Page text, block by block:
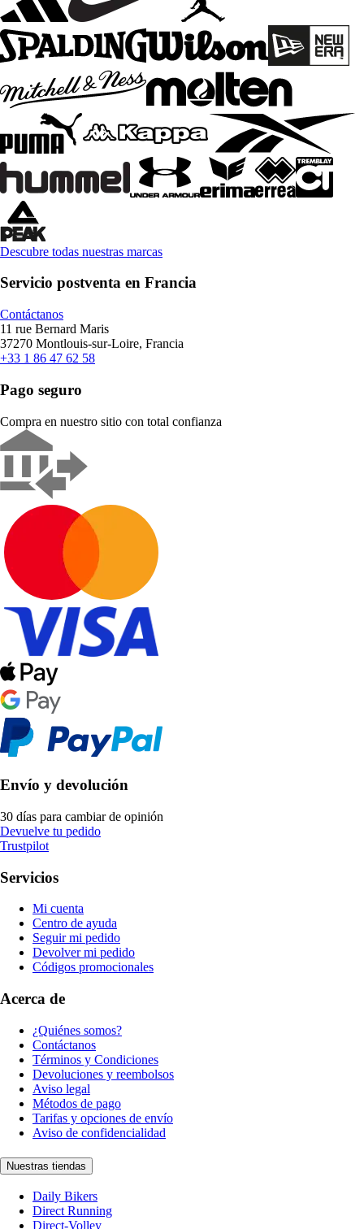
Descubre todas nuestras marcas
Servicio postventa en Francia
Contáctanos
11 rue Bernard Maris
37270 Montlouis-sur-Loire, Francia
+33 1 86 47 62 58
Pago seguro
Compra en nuestro sitio con total confianza
Envío y devolución
30 días para cambiar de opinión
Devuelve tu pedido
Trustpilot
Servicios
Mi cuenta
Centro de ayuda
Seguir mi pedido
Devolver mi pedido
Códigos promocionales
Acerca de
¿Quiénes somos?
Contáctanos
Términos y Condiciones
Devoluciones y reembolsos
Aviso legal
Métodos de pago
Tarifas y opciones de envío
Aviso de confidencialidad
Nuestras tiendas
Daily Bikers
Direct Running
Direct-Volley